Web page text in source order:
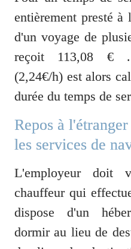
entièrement presté à
d'un voyage de
reçoit 113,08 € .
(2,24€/h) est alors
durée du temps de
Repos à
les services de
L'employeur
chauffeur qui
dispose d'un
dormir au lieu de